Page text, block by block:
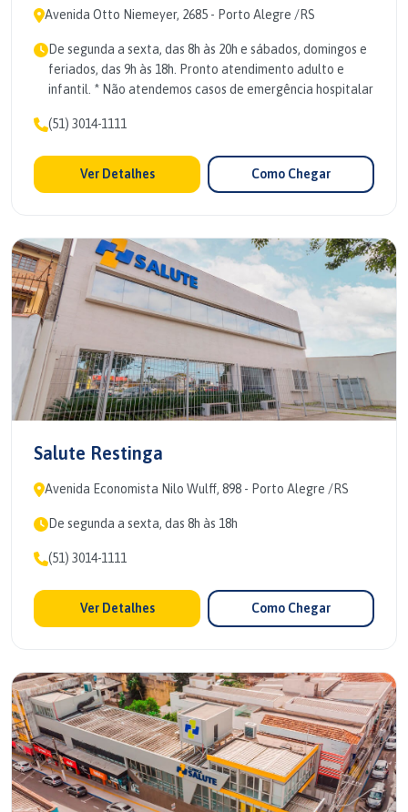
Avenida Otto Niemeyer, 2685 - Porto Alegre /RS
De segunda a sexta, das 8h às 20h e sábados, domingos e
feriados, das 9h às 18h. Pronto atendimento adulto e
infantil. * Não atendemos casos de emergência hospitalar
(51) 3014-1111
Ver Detalhes Como Chegar
Salute Restinga
Avenida Economista Nilo Wulff, 898 - Porto Alegre /RS
De segunda a sexta, das 8h às 18h
(51) 3014-1111
Ver Detalhes Como Chegar